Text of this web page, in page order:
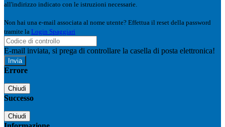
all'indirizzo indicato con le istruzioni necessarie.
Non hai una e-mail associata al nome utente? Effettua il reset della password
tramite la Login Spaggiari
E-mail inviata, si prega di controllare la casella di posta elettronica!
Errore
Chiudi
Successo
Chiudi